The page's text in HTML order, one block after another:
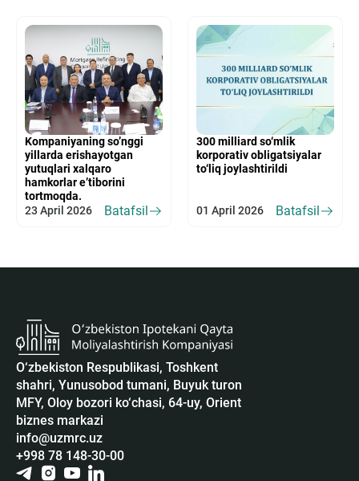
Kompaniyaning so’nggi
yillarda erishayotgan
yutuqlari xalqaro
hamkorlar e’tiborini
tortmoqda.
23 April 2026
Batafsil
300 milliard so‘mlik
korporativ obligatsiyalar
to‘liq joylashtirildi
01 April 2026 Batafsil
O‘zbekiston Respublikasi, Toshkent
shahri, Yunusobod tumani, Buyuk turon
MFY, Oloy bozori ko‘chasi, 64-uy, Orient
biznes markazi
info@uzmrc.uz
+998 78 148-30-00